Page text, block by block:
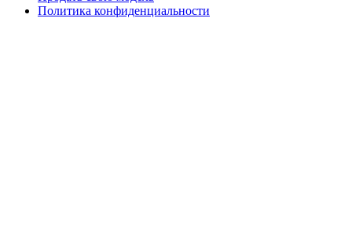
Политика конфиденциальности